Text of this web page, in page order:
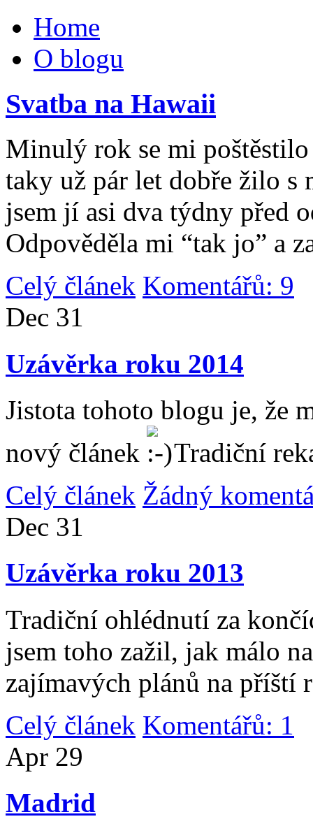
Home
O blogu
Svatba na Hawaii
Minulý rok se mi
taky už pár let dobře žilo
jsem jí asi dva týdny před
Odpověděla mi “tak jo” a
Celý článek Komentářů: 9
Dec 31
Uzávěrka roku 2014
Jistota tohoto blogu je, že
nový článek
Tradiční
Celý článek Žádný
Dec 31
Uzávěrka roku 2013
Tradiční ohlédnutí za
jsem toho zažil, jak málo
zajímavých plánů na příští
Celý článek Komentářů: 1
Apr 29
Madrid